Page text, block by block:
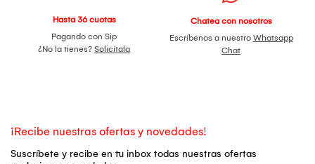
Hasta 36 cuotas
Pagando con Sip
¿No la tienes? Solicítala
Chatea con nosotros
Escríbenos a nuestro Whatsapp
Chat
¡Recibe nuestras ofertas y novedades!
Suscríbete y recibe en tu inbox todas nuestras ofertas